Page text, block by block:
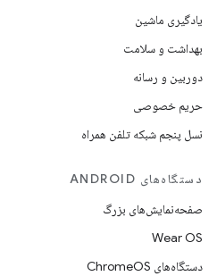
یادگیری ماشین
بهداشت و سلامت
دوربین و رسانه
حریم خصوصی
نسل پنجم شبکه تلفن همراه
دستگاه‌های ANDROID
صفحه‌نمایش‌های بزرگ
Wear OS
دستگاه‌های ChromeOS